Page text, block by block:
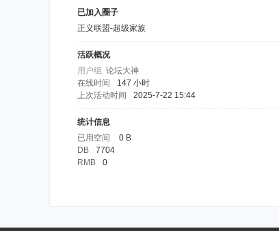
已加入圈子
正义联盟-超级家族
活跃概况
用户组 论坛大神
在线时间
147 小时
上次活动时间
2025-7-22 15:44
统计信息
已用空间
0 B
DB
7704
RMB
0